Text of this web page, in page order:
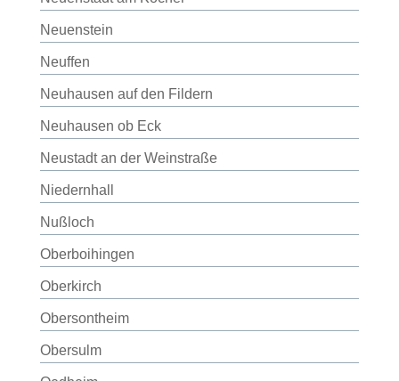
Neuenstein
Neuffen
Neuhausen auf den Fildern
Neuhausen ob Eck
Neustadt an der Weinstraße
Niedernhall
Nußloch
Oberboihingen
Oberkirch
Obersontheim
Obersulm